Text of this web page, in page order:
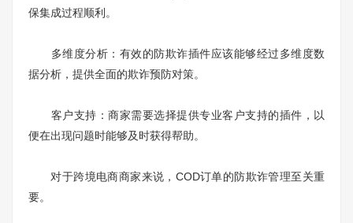
保集成过程顺利。
多维度分析：有效的防欺诈插件应该能够经过多维度数
据分析，提供全面的欺诈预防对策。
客户支持：商家需要选择提供专业客户支持的插件，以
便在出现问题时能够及时获得帮助。
对于跨境电商商家来说，COD订单的防欺诈管理至关重
要。